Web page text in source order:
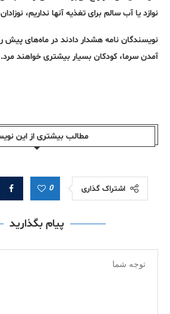
نوازد یا آب سالم برای تغذیه آنها نداریم،
نویسندگان نامه هشدار دادند در ماه‌های پیش
آمدن سرما، کودکان بسیار بیشتری خواهند مرد.
مطالب بیشتری از این
اشتراک گذاری 0
پیام بگذارید